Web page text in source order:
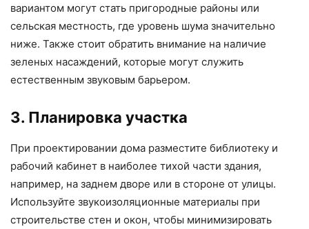
вариантом могут стать пригородные районы или
сельская местность, где уровень шума значительно
ниже. Также стоит обратить внимание на наличие
зеленых насаждений, которые могут служить
естественным звуковым барьером.
3. Планировка участка
При проектировании дома разместите библиотеку и
рабочий кабинет в наиболее тихой части здания,
например, на заднем дворе или в стороне от улицы.
Используйте звукоизоляционные материалы при
строительстве стен и окон, чтобы минимизировать